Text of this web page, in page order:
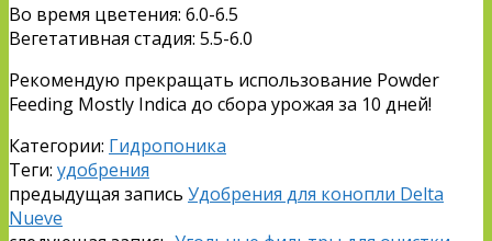
Во время цветения: 6.0-6.5
Вегетативная стадия: 5.5-6.0
Рекомендую прекращать использование Powder
Feeding Mostly Indica до сбора урожая за 10 дней!
Категории: Гидропоника
Теги: удобрения
предыдущая запись Удобрения для конопли Delta
Nueve